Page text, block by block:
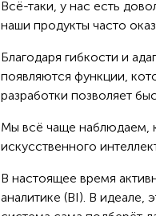
Всё-таки, у нас есть
наши продукты часто
Благодаря гибкости и
появляются функции,
разработки позволяет
Мы всё чаще наблюдаем,
искусственного
В настоящее время
аналитике (BI). В идеале,